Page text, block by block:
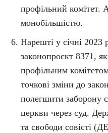
профільний комітет.
монобільшістю.
Нарешті у січні 2023
законопроєкт 8371,
профільним
точкові зміни до
полегшити заборону
церкви через суд.
та свободи совісті